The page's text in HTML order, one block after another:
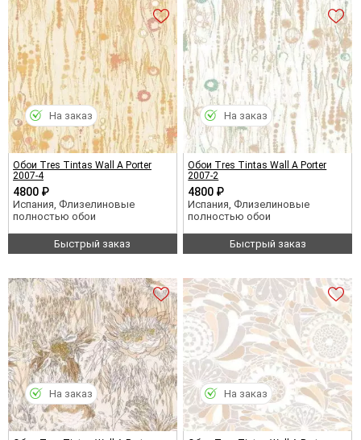
Обои Tres Tintas Wall A Porter
2007-4
4800 ₽
Испания, Флизелиновые
полностью обои
Быстрый заказ
На заказ
Обои Tres Tintas Wall A Porter
2007-2
4800 ₽
Испания, Флизелиновые
полностью обои
Быстрый заказ
На заказ
На заказ На заказ